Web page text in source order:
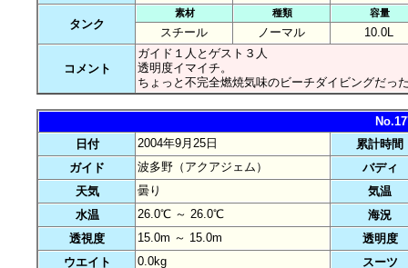
タンク
素材 種類 容量
スチール ノーマル 10.0L
コメント
ガイド１人とゲスト３人
透明度イマイチ。
ちょっと不完全燃焼気味のビーチダイビングだっ
日付
2004年9月25日
累計時間
ガイド
波多野（アクアジェム）
バディ
天気
曇り
気温
水温
26.0℃ ～ 26.0℃
海況
透視度
15.0m ～ 15.0m
透明度
ウエイト
0.0kg
スーツ